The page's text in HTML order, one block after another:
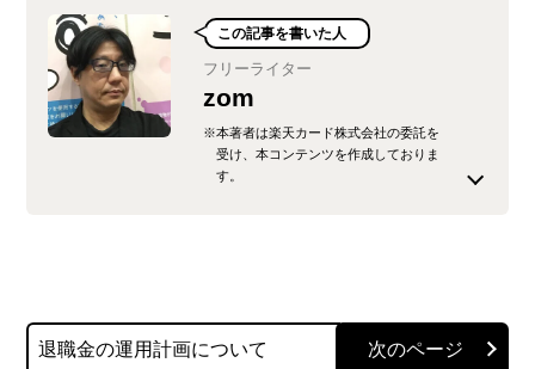
この記事を書いた人
フリーライター
zom
※本著者は楽天カード株式会社の委託を
受け、本コンテンツを作成しておりま
す。
2019年に立ち上げ
退職金の運用計画について